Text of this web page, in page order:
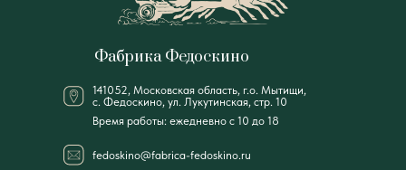
141052, Московская область, г.о. Мытищи,
с. Федоскино, ул. Лукутинская, стр. 10
Фабрика Федоскино
Время работы: ежедневно с 10 до 18
fedoskino@fabrica-fedoskino.ru